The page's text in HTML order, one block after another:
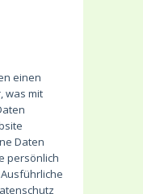
einen
was mit
Daten
persönlich